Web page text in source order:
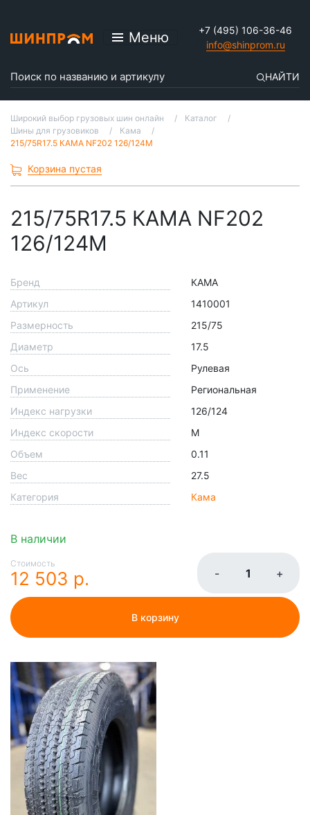
Меню
+7 (495) 106-36-46
info@shinprom.ru
НАЙТИ
Широкий выбор грузовых шин онлайн
Каталог
Шины для грузовиков
Кама
215/75R17.5 КАМА NF202 126/124M
Корзина пустая
215/75R17.5 КАМА NF202
126/124M
Бренд
КАМА
Артикул
1410001
Размерность
215/75
Диаметр
17.5
Ось
Рулевая
Применение
Региональная
Индекс нагрузки
126/124
Индекс скорости
M
Объем
0.11
Вес
27.5
Категория
Кама
В наличии
Стоимость
12 503 р. - +
В корзину